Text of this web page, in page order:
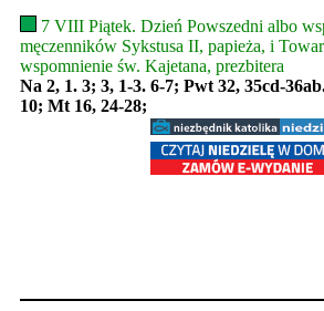
7 VIII Piątek. Dzień Powszedni albo
męczenników Sykstusa II, papieża, i
wspomnienie św. Kajetana, prezbitera
Na 2, 1. 3; 3, 1-3. 6-7; Pwt 32, 35cd-
10; Mt 16, 24-28;